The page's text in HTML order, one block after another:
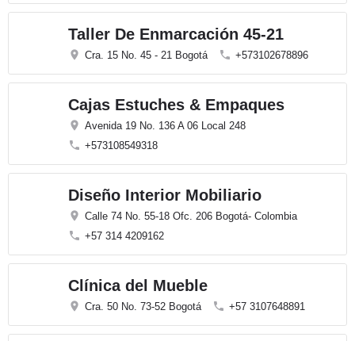
Taller De Enmarcación 45-21
Cra. 15 No. 45 - 21 Bogotá +573102678896
Cajas Estuches & Empaques
Avenida 19 No. 136 A 06 Local 248
+573108549318
Diseño Interior Mobiliario
Calle 74 No. 55-18 Ofc. 206 Bogotá- Colombia
+57 314 4209162
Clínica del Mueble
Cra. 50 No. 73-52 Bogotá +57 3107648891